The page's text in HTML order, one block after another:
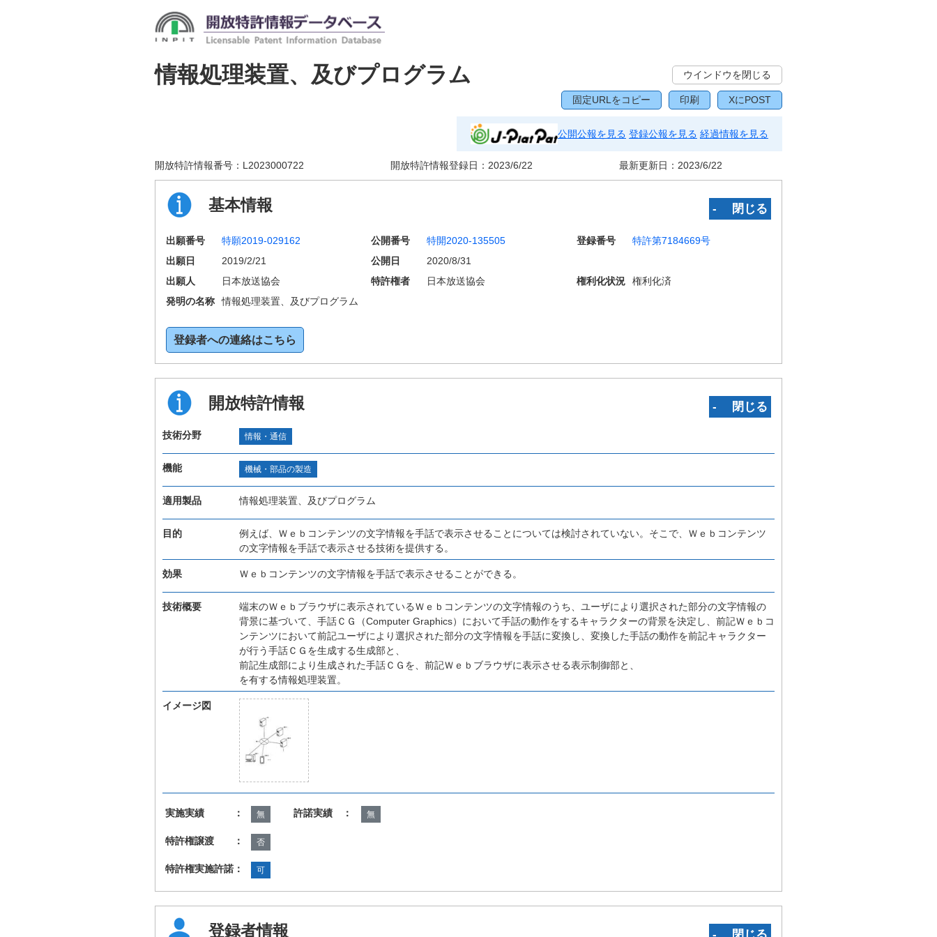
情報処理装置、及びプログラム ウインドウを閉じる
固定URLをコピー 印刷 XにPOST
公開公報を見る 登録公報を見る 経過情報を見る
開放特許情報番号： L2023000722 開放特許情報登録日： 2023/6/22 最新更新日： 2023/6/22
基本情報 ‐ 閉じる
出願番号 特願2019-029162 公開番号 特開2020-135505 登録番号
特許第7184669号
出願日
2019/2/21 公開日
2020/8/31
出願人
日本放送協会 特許権者 日本放送協会 権利化状況
権利化済
発明の名称
情報処理装置、及びプログラム
登録者への連絡はこちら
開放特許情報 ‐ 閉じる
技術分野 情報・通信
機能 機械・部品の製造
適用製品 情報処理装置、及びプログラム
目的
例えば、Ｗｅｂコンテンツの文字情報を手話で表示させることについては検討されていない。そこで、Ｗｅｂコンテンツ
の文字情報を手話で表示させる技術を提供する。
効果 Ｗｅｂコンテンツの文字情報を手話で表示させることができる。
技術概要
端末のＷｅｂブラウザに表示されているＷｅｂコンテンツの文字情報のうち、ユーザにより選択された部分の文字情報の
背景に基づいて、手話ＣＧ（Computer Graphics）において手話の動作をするキャラクターの背景を決定し、前記Ｗｅｂコ
ンテンツにおいて前記ユーザにより選択された部分の文字情報を手話に変換し、変換した手話の動作を前記キャラクター
が行う手話ＣＧを生成する生成部と、
前記生成部により生成された手話ＣＧを、前記Ｗｅｂブラウザに表示させる表示制御部と、
を有する情報処理装置。
イメージ図
実施実績 ： 無 許諾実績 ： 無
特許権譲渡 ： 否
特許権実施許諾： 可
登録者情報 ‐ 閉じる